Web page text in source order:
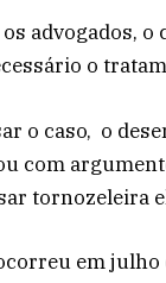
advogados,
o
o caso, o
com
tornozeleira
em julho